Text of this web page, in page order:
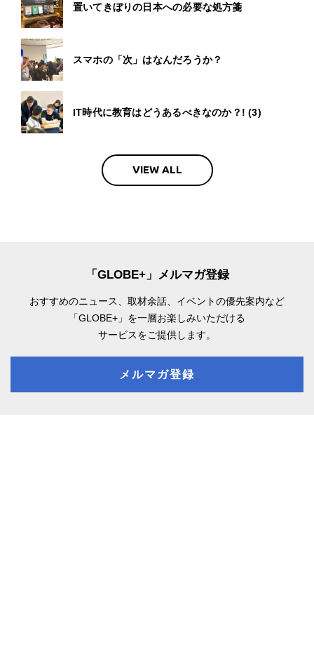
置いてきぼりの日本への必要な処方箋
スマホの「次」はなんだろうか？
IT時代に教育はどうあるべきなのか？! (3)
VIEW ALL
「GLOBE+」メルマガ登録
おすすめのニュース、取材余話、 イベントの優先案内など
「GLOBE+」を一層お楽しみいただける
サービスをご提供します。
メルマガ登録